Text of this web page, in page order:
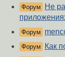
Форум
Не
Форум
Форум Как